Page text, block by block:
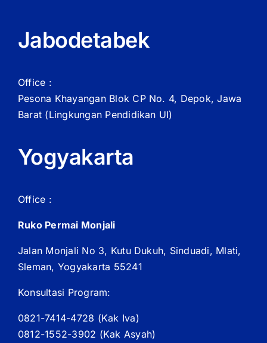
Jabodetabek
Office :
Pesona Khayangan Blok CP No. 4, Depok, Jawa
Barat (Lingkungan Pendidikan UI)
Yogyakarta
Office :
Ruko Permai Monjali
Jalan Monjali No 3, Kutu Dukuh, Sinduadi, Mlati,
Sleman, Yogyakarta 55241
Konsultasi Program:
0821-7414-4728 (Kak Iva)
0812-1552-3902 (Kak Asyah)